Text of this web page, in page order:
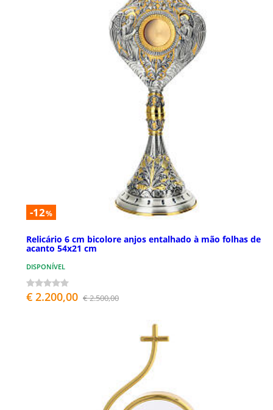
-12%
Relicário 6 cm bicolore anjos entalhado à mão folhas de
acanto 54x21 cm
DISPONÍVEL
€ 2.200,00 € 2.500,00